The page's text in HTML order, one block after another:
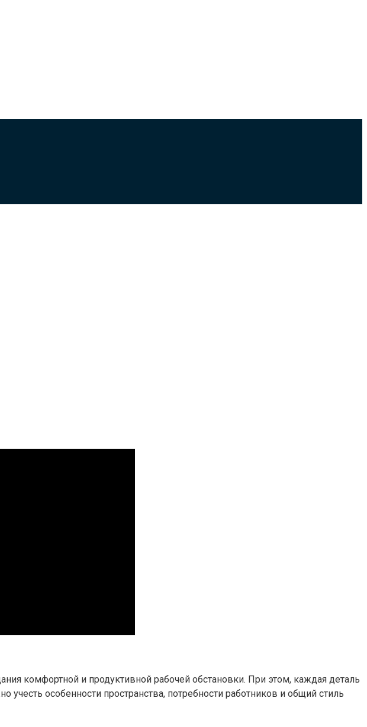
комфортной и продуктивной рабочей обстановки. При этом, каждая деталь
особенности пространства, потребности работников и общий стиль